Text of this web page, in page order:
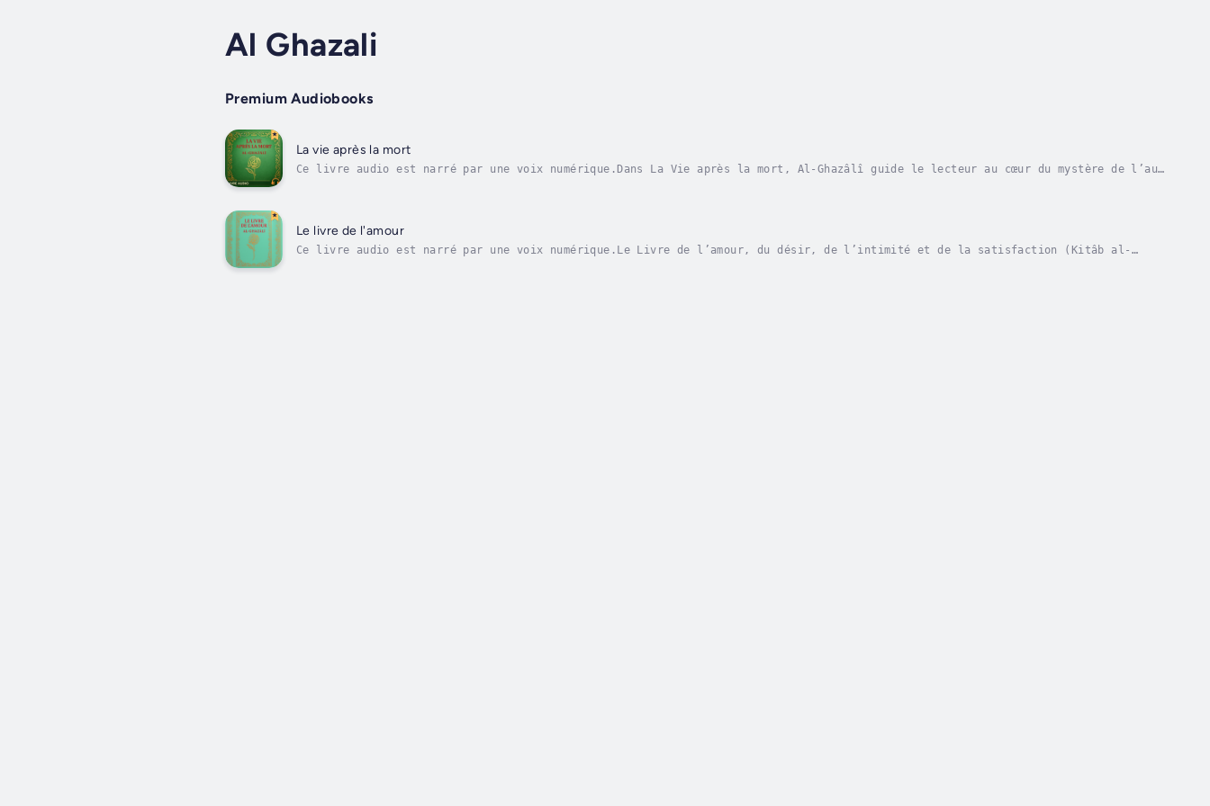
Al Ghazali
Premium Audiobooks
La vie après la mort
Ce livre audio est narré par une voix numérique.Dans La Vie après la mort, Al-Ghazâlî guide le lecteur au cœur du mystère de l’au-
Le livre de l'amour
Ce livre audio est narré par une voix numérique.Le Livre de l’amour, du désir, de l’intimité et de la satisfaction (Kitâb al-